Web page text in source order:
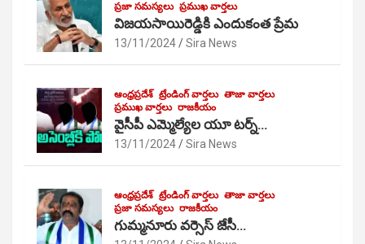
ప్రజా సమస్యలు ప్రముఖ వార్తలు
విజయసాయిరెడ్డికి ఎందుకంత ప్రేమ
13/11/2024 Sira News
ఆంధ్రప్రదేశ్ ట్రేండింగ్ వార్తలు తాజా వార్తలు
ప్రముఖ వార్తలు రాజకీయం
వైసీపీ ఎమ్మెల్యేల యూ టర్న్…
13/11/2024 Sira News
ఆంధ్రప్రదేశ్ ట్రేండింగ్ వార్తలు తాజా వార్తలు
ప్రజా సమస్యలు రాజకీయం
గుమ్మనూరు వర్సెస్ జేసీ…